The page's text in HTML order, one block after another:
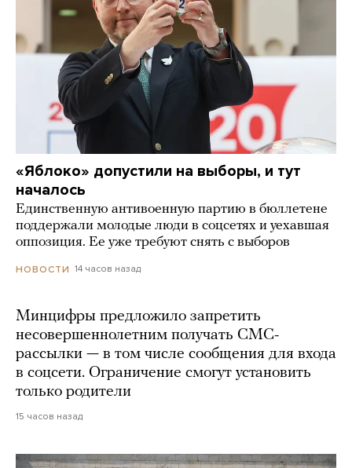
«Яблоко» допустили на выборы, и тут
началось
Единственную антивоенную партию в бюллетене
поддержали молодые люди в соцсетях и уехавшая
оппозиция. Ее уже требуют снять с выборов
НОВОСТИ 14 часов назад
Минцифры предложило запретить
несовершеннолетним получать СМС-
рассылки — в том числе сообщения для входа
в соцсети. Ограничение смогут установить
только родители
15 часов назад